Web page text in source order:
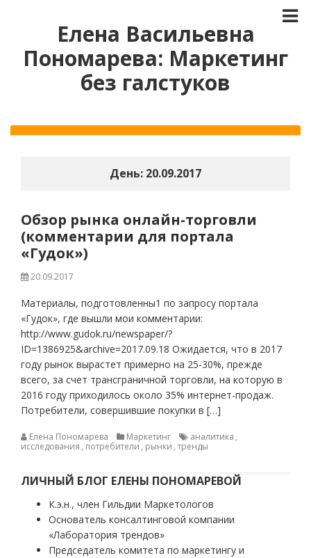
Елена Васильевна
Пономарева: Маркетинг
без галстуков
День: 20.09.2017
Обзор рынка онлайн-торговли
(комментарии для портала
«Гудок»)
20.09.2017
Материалы, подготовленны1 по запросу портала
«Гудок», где вышли мои комментарии:
http://www.gudok.ru/newspaper/?
ID=1386925&archive=2017.09.18 Ожидается, что в 2017
году рынок вырастет примерно на 25-30%, прежде
всего, за счет трансграничной торговли, на которую в
2016 году приходилось около 35% интернет-продаж.
Потребители, совершившие покупки в […]
Елена Пономарева Маркетинг аналитика ,
исследования , потребители , рынки , тренды
ЛИЧНЫЙ БЛОГ ЕЛЕНЫ ПОНОМАРЕВОЙ
К.э.н., член Гильдии Маркетологов
Основатель консалтинговой компании
«Лаборатория трендов»
Председатель комитета по маркетингу и